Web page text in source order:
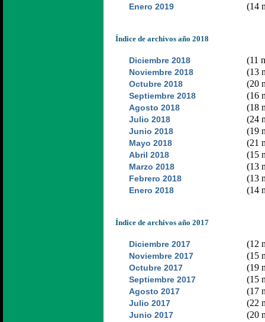
Enero 2019 (14
Índice de archivos año 2018
Diciembre 2018 (11
Noviembre 2018 (13
Octubre 2018 (20
Septiembre 2018 (16
Agosto 2018 (18
Julio 2018 (24
Junio 2018 (19
Mayo 2018 (21
Abril 2018 (15
Marzo 2018 (13
Febrero 2018 (13
Enero 2018 (14
Índice de archivos año 2017
Diciembre 2017 (12
Noviembre 2017 (15
Octubre 2017 (19
Septiembre 2017 (15
Agosto 2017 (17
Julio 2017 (22
Junio 2017
(20